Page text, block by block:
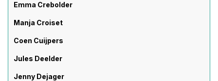
Emma Crebolder
Manja Croiset
Coen Cuijpers
Jules Deelder
Jenny Dejager